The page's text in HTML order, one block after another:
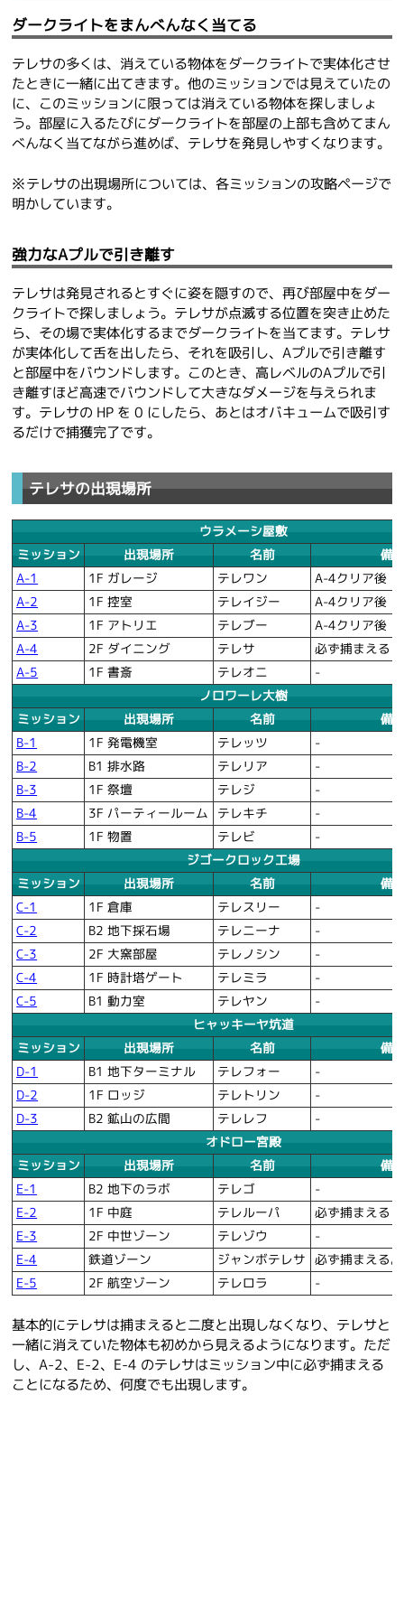
ダークライトをまんべんなく当てる
テレサの多くは、消えている物体をダークライトで実体化させ
たときに一緒に出てきます。他のミッションでは見えていたの
に、このミッションに限っては消えている物体を探しましょ
う。部屋に入るたびにダークライトを部屋の上部も含めてまん
べんなく当てながら進めば、テレサを発見しやすくなります。
※テレサの出現場所については、各ミッションの攻略ページで
明かしています。
強力なAプルで引き離す
テレサは発見されるとすぐに姿を隠すので、再び部屋中をダー
クライトで探しましょう。テレサが点滅する位置を突き止めた
ら、その場で実体化するまでダークライトを当てます。テレサ
が実体化して舌を出したら、それを吸引し、Aプルで引き離す
と部屋中をバウンドします。このとき、高レベルのAプルで引
き離すほど高速でバウンドして大きなダメージを与えられま
す。テレサの HP を 0 にしたら、あとはオバキュームで吸引す
るだけで捕獲完了です。
テレサの出現場所
ウラメーシ屋敷
ミッション
出現場所 名前
備
A-1
1F ガレージ テレワン
A-4クリア後
A-2
1F 控室 テレイジー
A-4クリア後
A-3
1F アトリエ テレブー
A-4クリア後
A-4
2F ダイニング テレサ
必ず捕まえる
A-5
1F 書斎 テレオニ
-
ノロワーレ大樹
ミッション
出現場所 名前
備
B-1
1F 発電機室 テレッツ
-
B-2
B1 排水路 テレリア
-
B-3
1F 祭壇 テレジ
-
B-4
3F パーティールーム テレキチ
-
B-5
1F 物置 テレビ
-
ジゴークロック工場
ミッション
出現場所 名前
備
C-1
1F 倉庫 テレスリー
-
C-2
B2 地下採石場 テレニーナ
-
C-3
2F 大窯部屋 テレノシン
-
C-4
1F 時計塔ゲート テレミラ
-
C-5
B1 動力室 テレヤン
-
ヒャッキーヤ坑道
ミッション
出現場所 名前
備
D-1
B1 地下ターミナル テレフォー
-
D-2
1F ロッジ テレトリン
-
D-3
B2 鉱山の広間 テレレフ
-
オドロー宮殿
ミッション
出現場所 名前
備
E-1
B2 地下のラボ テレゴ
-
E-2
1F 中庭 テレルーパ
必ず捕まえる
E-3
2F 中世ゾーン テレゾウ
-
E-4
鉄道ゾーン ジャンボテレサ
必ず捕まえる
E-5
2F 航空ゾーン テレロラ -
基本的にテレサは捕まえると二度と出現しなくなり、テレサと
一緒に消えていた物体も初めから見えるようになります。ただ
し、A-2、E-2、E-4 のテレサはミッション中に必ず捕まえる
ことになるため、何度でも出現します。